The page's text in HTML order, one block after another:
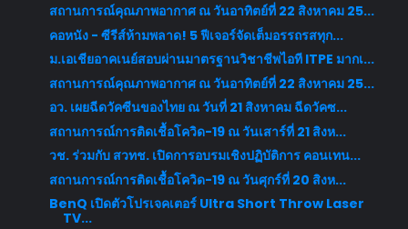
สถานการณ์คุณภาพอากาศ ณ วันอาทิตย์ที่ 22 สิงหาคม 25...
คอหนัง - ซีรีส์ห้ามพลาด! 5 ฟีเจอร์จัดเต็มอรรถรสทุก...
ม.เอเชียอาคเนย์สอบผ่านมาตรฐานวิชาชีพไอที ITPE มากเ...
สถานการณ์คุณภาพอากาศ ณ วันอาทิตย์ที่ 22 สิงหาคม 25...
อว. เผยฉีดวัคซีนของไทย ณ วันที่ 21 สิงหาคม ฉีดวัคซ...
สถานการณ์การติดเชื้อโควิด-19 ณ วันเสาร์ที่ 21 สิงห...
วช. ร่วมกับ สวทช. เปิดการอบรมเชิงปฏิบัติการ คอนเทน...
สถานการณ์การติดเชื้อโควิด-19 ณ วันศุกร์ที่ 20 สิงห...
BenQ เปิดตัวโปรเจคเตอร์ Ultra Short Throw Laser
TV...